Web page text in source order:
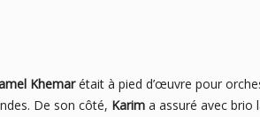
Khemarétait à pied d’œuvre pour
De son côté, Karim a assuré avec brio